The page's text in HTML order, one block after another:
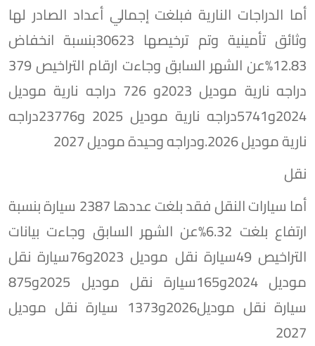
أما الدراجات النارية فبلغت إجمالي أعداد الصادر لها
وثائق تأمينية وتم ترخيصها 30623بنسبة انخفاض
12.83%عن الشهر السابق وجاءت ارقام التراخيص 379
دراجه نارية موديل 2023و 726 دراجه نارية موديل
2024و5741دراجه نارية موديل 2025 و23776دراجه
نارية موديل 2026.ودراجه وحيدة موديل 2027
نقل
أما سيارات النقل فقد بلغت عددها 2387 سيارة بنسبة
ارتفاع بلغت 6.32%عن الشهر السابق وجاءت بيانات
التراخيص 49سيارة نقل موديل 2023و76سيارة نقل
موديل 2024و165سيارة نقل موديل 2025و875
سيارة نقل موديل2026و1373 سيارة نقل موديل
2027